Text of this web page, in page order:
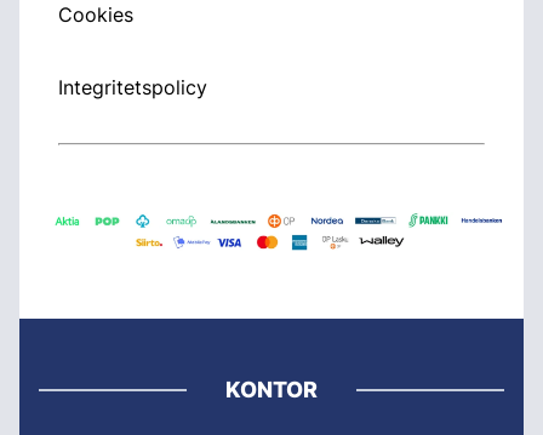
Cookies
Integritetspolicy
KONTOR